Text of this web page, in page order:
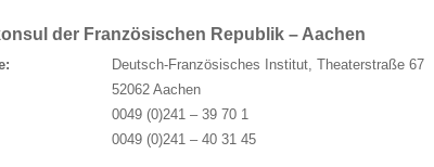
der Französischen Republik – Aachen
Deutsch-Französisches Institut, Theaterstraße 67
52062 Aachen
0049 (0)241 – 39 70 1
0049 (0)241 – 40 31 45